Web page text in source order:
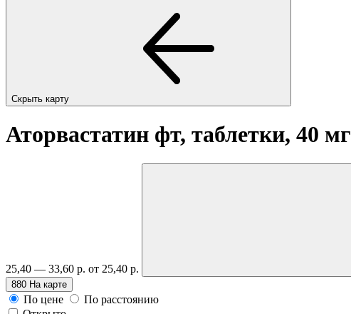
Скрыть карту
Аторвастатин фт, таблетки, 40 мг
25,40 — 33,60 р. от 25,40 р.
880 На карте
По цене
По расстоянию